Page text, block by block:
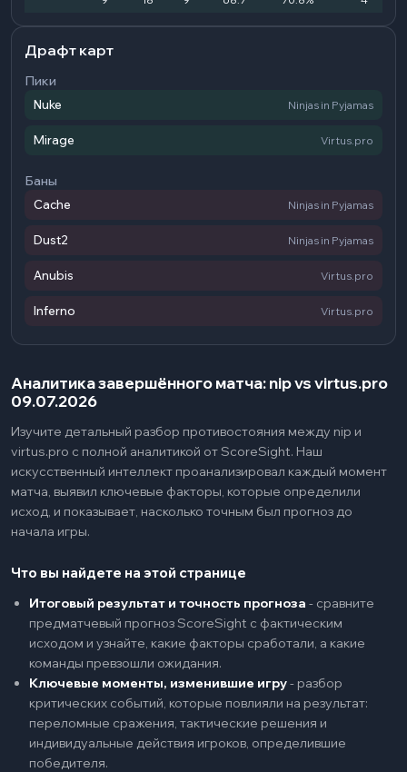
Драфт карт
Пики
Nuke Ninjas in Pyjamas
Mirage Virtus.pro
Баны
Cache Ninjas in Pyjamas
Dust2 Ninjas in Pyjamas
Anubis Virtus.pro
Inferno Virtus.pro
Аналитика завершённого матча: nip vs virtus.pro
09.07.2026
Изучите детальный разбор противостояния между nip и
virtus.pro с полной аналитикой от ScoreSight. Наш
искусственный интеллект проанализировал каждый момент
матча, выявил ключевые факторы, которые определили
исход, и показывает, насколько точным был прогноз до
начала игры.
Что вы найдете на этой странице
Итоговый результат и точность прогноза - сравните
предматчевый прогноз ScoreSight с фактическим
исходом и узнайте, какие факторы сработали, а какие
команды превзошли ожидания.
Ключевые моменты, изменившие игру- разбор
критических событий, которые повлияли на результат:
переломные сражения, тактические решения и
индивидуальные действия игроков, определившие
победителя.